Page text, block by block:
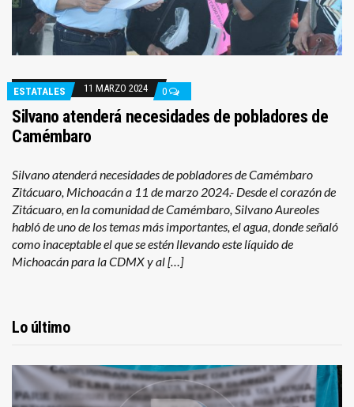
ESTATALES 11 MARZO 2024 0
Silvano atenderá necesidades de pobladores de
Camémbaro
Silvano atenderá necesidades de pobladores de Camémbaro
Zitácuaro, Michoacán a 11 de marzo 2024.- Desde el corazón de
Zitácuaro, en la comunidad de Camémbaro, Silvano Aureoles
habló de uno de los temas más importantes, el agua, donde señaló
como inaceptable el que se estén llevando este líquido de
Michoacán para la CDMX y al […]
Lo último